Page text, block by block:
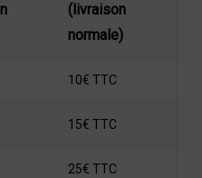
(livraison
normale)
10€ TTC
15€ TTC
25€ TTC